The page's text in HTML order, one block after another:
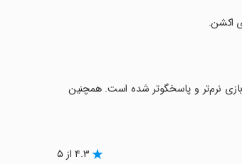
نرم‌تر و پاسخگوتر شده است. همچنین
۴.۳ از ۵